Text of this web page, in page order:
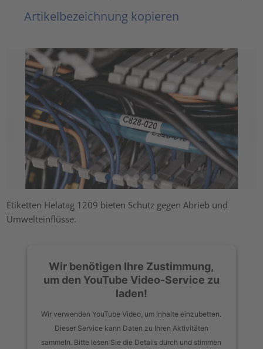
Artikelbezeichnung kopieren
Etiketten Helatag 1209 bieten Schutz gegen Abrieb und
Umwelteinflüsse.
Wir benötigen Ihre Zustimmung,
um den YouTube Video-Service zu
laden!
Wir verwenden YouTube Video, um Inhalte einzubetten.
Dieser Service kann Daten zu Ihren Aktivitäten
sammeln. Bitte lesen Sie die Details durch und stimmen